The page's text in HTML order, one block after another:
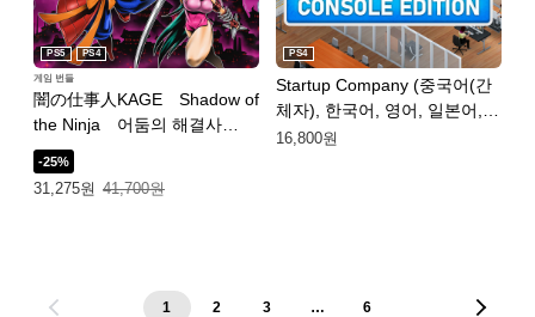
闇の仕事人KAGE Shadow of
the Ninja 어둠의 해결사
KAGE 섀도우 오브 더 닌자
Deluxe Pack PS4 & PS5 (중국
어(간체자), 한국어, 영어, 일본
PS5 PS4
게임 번들
-25%
31,275원
특별가: 31,275원. 일반가: 41,700원.
41,700원
Startup Company (중국어(간
체자), 한국어, 영어, 일본어,
중국어(번체자))
PS4
16,800원
1 2 3 … 6